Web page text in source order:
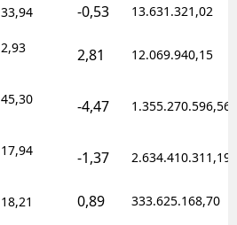
33,94 -0,53 13.631.321,02
2,93 2,81 12.069.940,15
45,30 -4,47 1.355.270.596,56
17,94 -1,37 2.634.410.311,19
18,21 0,89 333.625.168,70